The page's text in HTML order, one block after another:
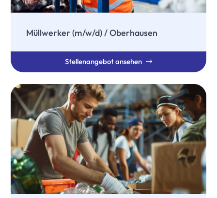
Stellenangebot ansehen
Müllwerker (m/w/d) / Oberhausen